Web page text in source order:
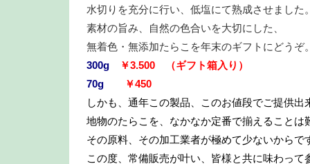
水切りを充分に行い、低塩にて熟成させました
素材の旨み、自然の色合いを大切にした、
無着色・無添加たらこを年末のギフトにどうぞ
300g
￥3.500 （ギフト箱入り）
70g
￥450
しかも、通年この製品、このお値段でご提供出
地物のたらこを、なかなか定番で揃えることは
その原料、その加工業者が極めて少ないからで
この度、常備販売が叶い、皆様と共に味わって